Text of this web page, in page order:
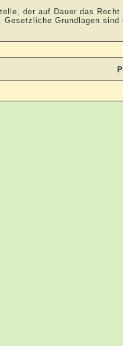
der auf Dauer das Recht
Grundlagen sind